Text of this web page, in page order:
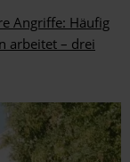
Angriffe: Häufig
arbeitet – drei